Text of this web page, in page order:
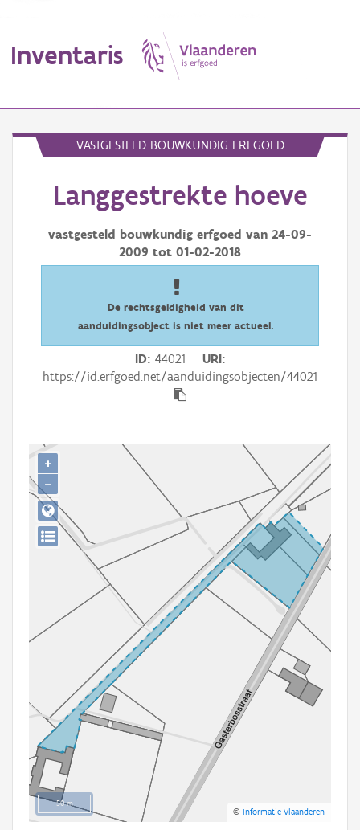
Inventaris
Erfgoedobject
Aanduidingsobject
Waarneming
Persoon of collectief
Aanmelden
VASTGESTELD BOUWKUNDIG ERFGOED
Langgestrekte hoeve
vastgesteld bouwkundig erfgoed van 24-09-
2009 tot 01-02-2018
De rechtsgeldigheid van dit
aanduidingsobject is niet meer actueel.
ID 44021
URI
https://id.erfgoed.net/aanduidingsobjecten/44021
50 m
©Informatie Vlaanderen
+
−